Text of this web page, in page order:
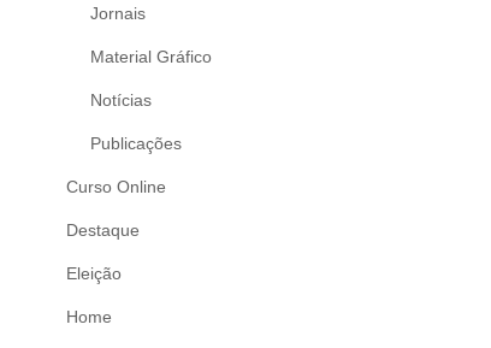
Jornais
Material Gráfico
Notícias
Publicações
Curso Online
Destaque
Eleição
Home